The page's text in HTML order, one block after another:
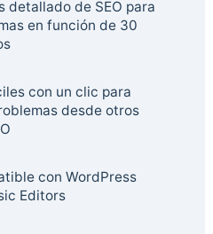
detallado de SEO para
en función de 30
con un clic para
desde otros
con WordPress
Editors